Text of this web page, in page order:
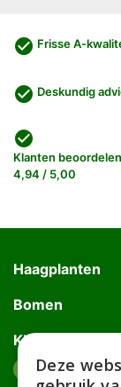
check_circle Frisse A-
check_circle Deskundig
check_circle
Klanten
4,94 / 5,00
Haagplanten
Bomen
Klantenservice
Deze